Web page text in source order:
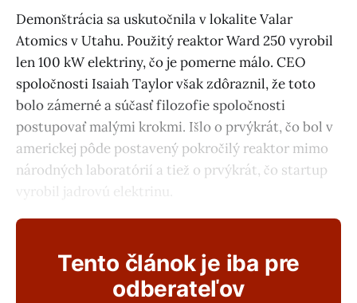
Demonštrácia sa uskutočnila v lokalite Valar
Atomics v Utahu. Použitý reaktor Ward 250 vyrobil
len 100 kW elektriny, čo je pomerne málo. CEO
spoločnosti Isaiah Taylor však zdôraznil, že toto
bolo zámerné a súčasť filozofie spoločnosti
postupovať malými krokmi. Išlo o prvýkrát, čo bol v
americkej pôde postavený pokročilý reaktor mimo
národných laboratórií a tiež o prvýkrát, čo startup
vyrobil jadrovú elektrinu.
Tento článok je iba pre
odberateľov